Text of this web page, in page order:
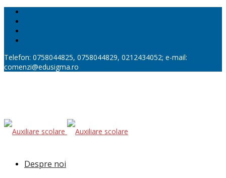
Telefon: 0758044825, 0758044829, 0212434052; e-mail:
comenzi@edusigma.ro
Despre noi